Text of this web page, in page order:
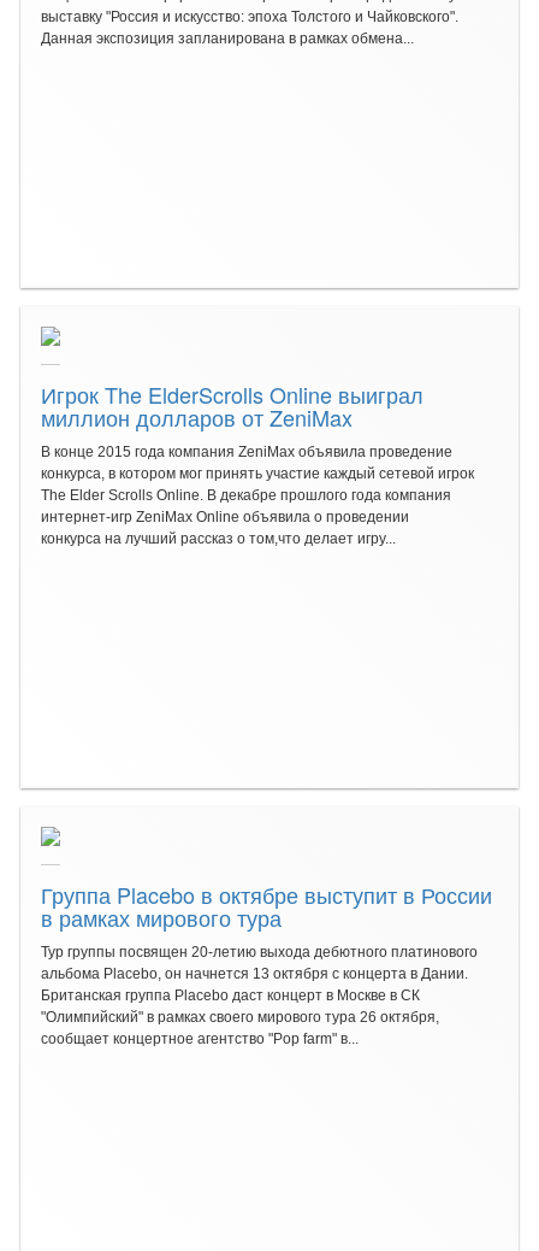
выставку "Россия и искусство: эпоха Толстого и Чайковского".
Данная экспозиция запланирована в рамках обмена...
Игрок The ElderScrolls Online выиграл
миллион долларов от ZeniMax
В конце 2015 года компания ZeniMax объявила проведение
конкурса, в котором мог принять участие каждый сетевой игрок
The Elder Scrolls Online. В декабре прошлого года компания
интернет-игр ZeniMax Online объявила о проведении
конкурса на лучший рассказ о том,что делает игру...
Группа Placebo в октябре выступит в России
в рамках мирового тура
Тур группы посвящен 20-летию выхода дебютного платинового
альбома Placebo, он начнется 13 октября с концерта в Дании.
Британская группа Placebo даст концерт в Москве в СК
"Олимпийский" в рамках своего мирового тура 26 октября,
сообщает концертное агентство "Pop farm" в...